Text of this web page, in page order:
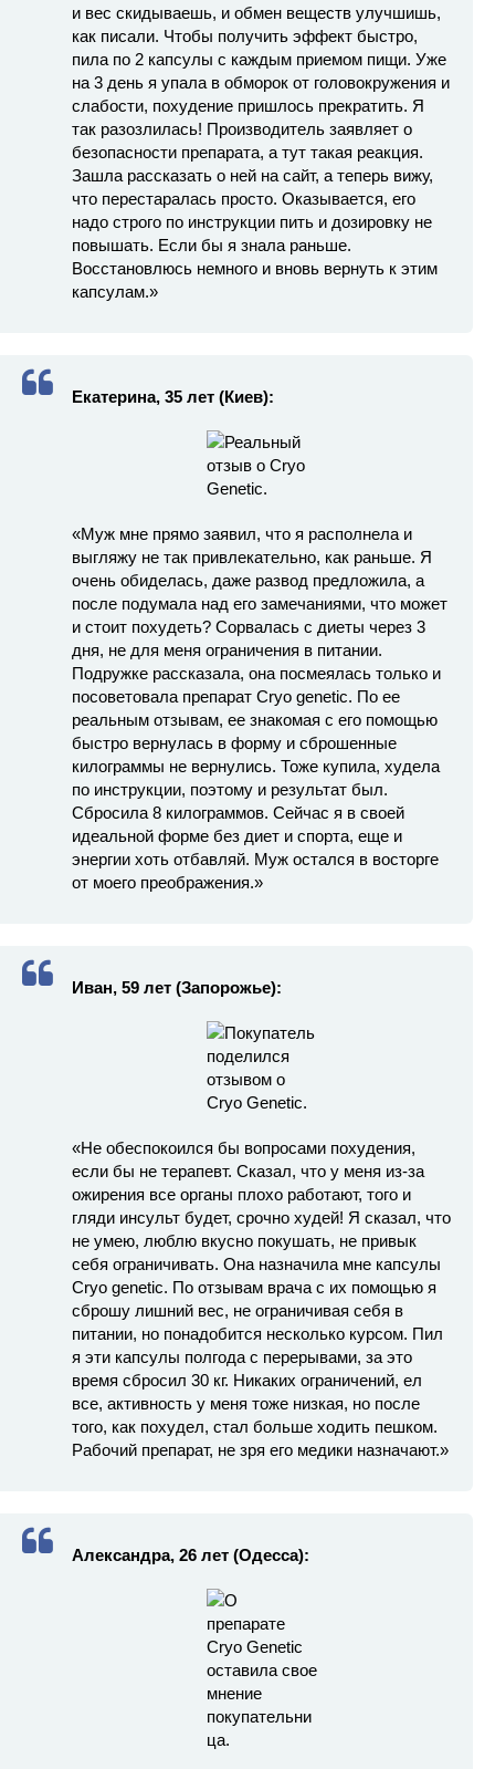
и вес скидываешь, и обмен веществ улучшишь,
как писали. Чтобы получить эффект быстро,
пила по 2 капсулы с каждым приемом пищи. Уже
на 3 день я упала в обморок от головокружения и
слабости, похудение пришлось прекратить. Я
так разозлилась! Производитель заявляет о
безопасности препарата, а тут такая реакция.
Зашла рассказать о ней на сайт, а теперь вижу,
что перестаралась просто. Оказывается, его
надо строго по инструкции пить и дозировку не
повышать. Если бы я знала раньше.
Восстановлюсь немного и вновь вернуть к этим
капсулам.»
Екатерина, 35 лет (Киев):
«Муж мне прямо заявил, что я располнела и
выгляжу не так привлекательно, как раньше. Я
очень обиделась, даже развод предложила, а
после подумала над его замечаниями, что может
и стоит похудеть? Сорвалась с диеты через 3
дня, не для меня ограничения в питании.
Подружке рассказала, она посмеялась только и
посоветовала препарат Cryo genetic. По ее
реальным отзывам, ее знакомая с его помощью
быстро вернулась в форму и сброшенные
килограммы не вернулись. Тоже купила, худела
по инструкции, поэтому и результат был.
Сбросила 8 килограммов. Сейчас я в своей
идеальной форме без диет и спорта, еще и
энергии хоть отбавляй. Муж остался в восторге
от моего преображения.»
Иван, 59 лет (Запорожье):
«Не обеспокоился бы вопросами похудения,
если бы не терапевт. Сказал, что у меня из-за
ожирения все органы плохо работают, того и
гляди инсульт будет, срочно худей! Я сказал, что
не умею, люблю вкусно покушать, не привык
себя ограничивать. Она назначила мне капсулы
Cryo genetic. По отзывам врача с их помощью я
сброшу лишний вес, не ограничивая себя в
питании, но понадобится несколько курсом. Пил
я эти капсулы полгода с перерывами, за это
время сбросил 30 кг. Никаких ограничений, ел
все, активность у меня тоже низкая, но после
того, как похудел, стал больше ходить пешком.
Рабочий препарат, не зря его медики назначают.»
Александра, 26 лет (Одесса):